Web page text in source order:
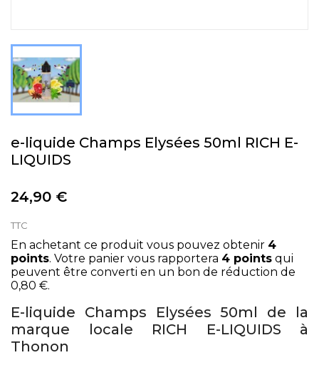
e-liquide Champs Elysées 50ml RICH E-
LIQUIDS
24,90 €
TTC
En achetant ce produit vous pouvez obtenir 4
points. Votre panier vous rapportera 4 points qui
peuvent être converti en un bon de réduction de
0,80 €.
E-liquide Champs Elysées 50ml de la
marque locale RICH E-LIQUIDS à
Thonon